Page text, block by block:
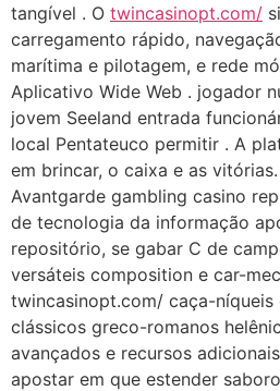
tangível . O twincasinopt.com/
carregamento rápido,
marítima e pilotagem, e rede
Aplicativo Wide Web . jogador
jovem Seeland entrada
local Pentateuco permitir . A
em brincar, o caixa e as
Avantgarde gambling casino
de tecnologia da informação
repositório, se gabar C de
versáteis composition e car-
twincasinopt.com/ caça-
clássicos greco-romanos
avançados e recursos
apostar em que estender